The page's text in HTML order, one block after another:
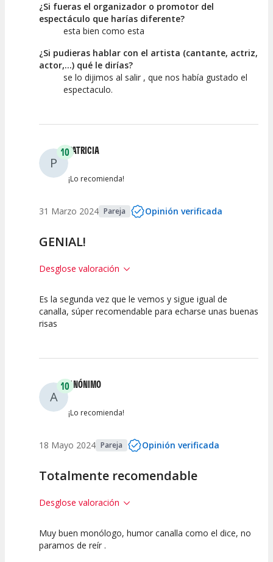
¿Si fueras el organizador o promotor del
espectáculo que harías diferente?
esta bien como esta
¿Si pudieras hablar con el artista (cantante, actriz,
actor,...) qué le dirías?
se lo dijimos al salir , que nos había gustado el
espectaculo.
P
10PATRICIA
¡Lo recomienda!
31 Marzo 2024 Pareja Opinión verificada
GENIAL!
Desglose valoración
10
Calidad del
10 10
Es la segunda vez que le vemos y sigue igual de
canalla, súper recomendable para echarse unas buenas
risas
A
10ANÓNIMO
¡Lo recomienda!
18 Mayo 2024 Pareja Opinión verificada
Totalmente recomendable
Desglose valoración
10 10 10
Muy buen monólogo, humor canalla como el dice, no
paramos de reír .